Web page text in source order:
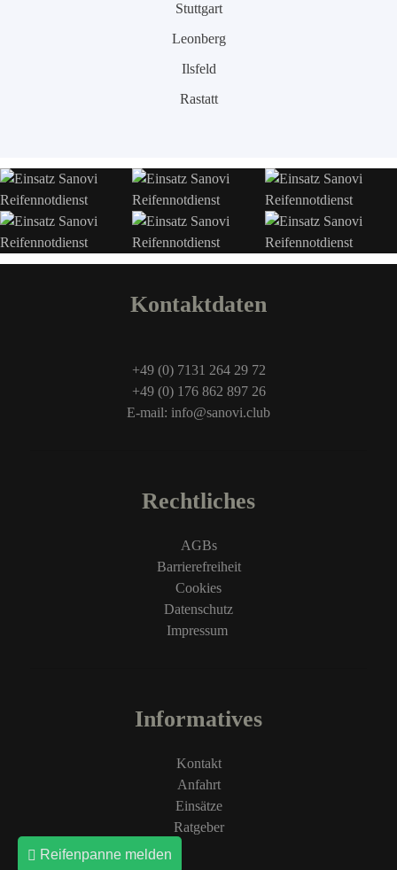
Reifenpanne melden
Stuttgart
Leonberg
Ilsfeld
Rastatt
Kontaktdaten
+49 (0) 7131 264 29 72
+49 (0) 176 862 897 26
E-mail: info@sanovi.club
Rechtliches
AGBs
Barrierefreiheit
Cookies
Datenschutz
Impressum
Informatives
Kontakt
Anfahrt
Einsätze
Ratgeber